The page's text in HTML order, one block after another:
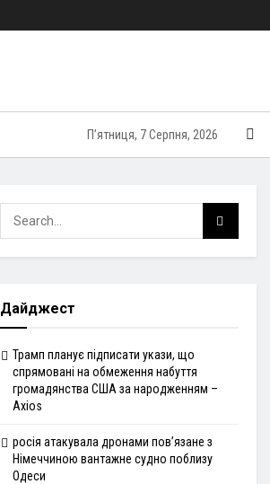
П’ятниця, 7 Серпня, 2026
Дайджест
Трамп планує підписати укази, що
спрямовані на обмеження набуття
громадянства США за народженням –
Axios
росія атакувала дронами пов’язане з
Німеччиною вантажне судно поблизу
Одеси